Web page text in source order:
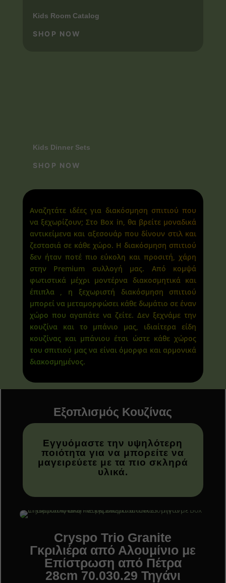
Kids Room Catalog
SHOP NOW
Kids Dinner Sets
SHOP NOW
Αναζητάτε ιδέες για διακόσμηση σπιτιού που
να ξεχωρίζουν; Στο Box in, θα βρείτε μοναδικά
αντικείμενα και αξεσουάρ που δίνουν στιλ και
ζεστασιά σε κάθε χώρο. Η διακόσμηση σπιτιού
δεν ήταν ποτέ πιο εύκολη και προσιτή, χάρη
στην Premium συλλογή μας. Από κομψά
φωτιστικά μέχρι μοντέρνα διακοσμητικά και
έπιπλα , η ξεχωριστή διακόσμηση σπιτιού
μπορεί να μεταμορφώσει κάθε δωμάτιο σε έναν
χώρο που αγαπάτε να ζείτε. Δεν ξεχνάμε την
κουζίνα και το μπάνιο μας, ιδιαίτερα είδη
κουζίνας και μπάνιου έτσι ώστε κάθε χώρος
του σπιτιού μας να είναι όμορφα και αρμονικά
διακοσμημένος.
Εξοπλισμός Κουζίνας
Εγγυόμαστε την υψηλότερη
ποιότητα για να μπορείτε να
μαγειρεύετε με τα πιο σκληρά
υλικά.
Cryspo Trio Granite
Γκριλιέρα από Αλουμίνιο με
Επίστρωση από Πέτρα
28cm 70.030.29 Τηγάνι